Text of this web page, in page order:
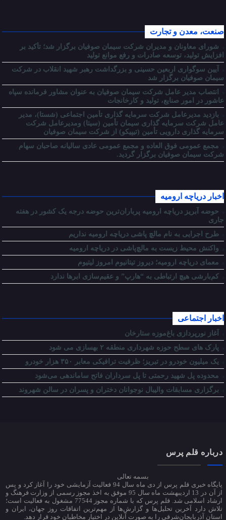
صنعت، معدن و تجارت
شورای معاونان و مدیران شرکت سیمان صوفیان برگزار شد؛ تأکید بر
افزایش تولید، توسعه صادرات و رفع موانع تولید
آیین سوگواری اربعین حسینی و بزرگداشت رهبر شهید انقلاب در شرکت
سیمان صوفیان برگزار شد
انتصاب مدیر عامل شرکت سیمان صوفیان به عنوان مشاور فرمانده سپاه
عاشور در امور صنایع، تولید و کارخانجات
بازدید مدیرعامل شرکت سرمایه گذاری تأمین اجتماعی (شستا)، مدیر
عامل شرکت سرمایه گذاری سیمان تأمین (سیتا) ومدیرعامل شرکت
سرمایه گذاری دارویی تأمین (تیپیکو) از شرکت سیمان صوفیان
مجمع عمومی فوق العاده و مجمع عمومی عادی سالیانه صاحبان سهام
شرکت سیمان صوفیان برگزار گردید.
اخبار دریاچه ارومیه
حوضه آبریز دریاچه ارومیه پرباران‌ترین حوضه‌ درجه یک کشور در هفته
جاری
طرح اجرایی به نام مالچ پاشی دریاچه ارومیه نداریم
واکنش محیط زیست به مالچ‌پاشی در دریاچه ارومیه
معمای دریاچه ارومیه؛ دیروز تیتانیوم امروز لیتیوم
کم‌بارشی هیچ ارتباطی به “هارپ” و عقیم‌سازی ابرها ندارد
اخبار اجتماعی
آغاز نورپردازی باغ‌موزه ستارخان
پارک های سطح حوزه شهرداری منطقه ۲ بهسازی می شود
یک میلیون خودرو در تبریز؛ ظرفیت ترافیکی معابر ۳۵۰ هزار خودرو
محدوده پل شهید رحمتی تا پل سرداران فاتح ساماندهی می‌شود
برگزاری مسابقات والیبال نوجوانان دختران و پسران در سالن شهروند
درباره قلم پرس
بسمه تعالی
پایگاه خبری قلم پرس از دی ماه سال 94 فعالیت آزمایشی خود را آغاز کرد و پس
از آن در 13 اردیبهشت ماه سال 95 موفق به اخذ مجوز رسمی از وزارت فرهنگ و
ارشاد اسلامی شد. قلم پرس که با شماره مجوز 77544 مشغول به فعالیت است؛
تلاش دارد آخرین تحلیل‌ها و گزارش‌ها از مهم‌ترین اتفاقات روز جهان، ایران و
استان آذربایجان‌شرقی را به صورت آنلاین در اختیار مخاطبان خود قرار دهد.